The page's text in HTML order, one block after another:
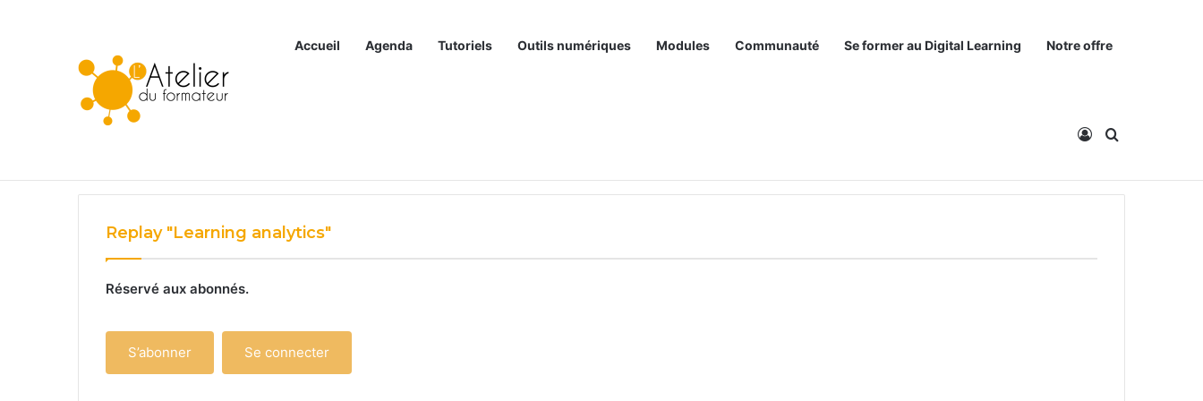
Accueil Agenda Tutoriels Outils numériques Modules Communauté Se former au Digital Learning Notre offre
Connexion
Rechercher
Replay "Learning analytics"
Réservé aux abonnés.
S’abonner Se connecter